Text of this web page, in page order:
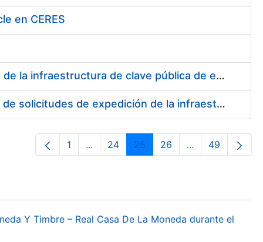
en CERES
Servicio de desarrollo para la solicitud de expedición y revocación de la infraestructura de clave pública de emisión de certificados SSL
Servicios de desarrollo para la validación/aceptación y revocación de solicitudes de expedición de la infraestructura de clave pública de emisión de certificados SSL
Página
1 ...Páginas intermedias Use TAB para
Página
24 Página
25 Página
26 ...PáginasPágina
49
Y Timbre – Real Casa De La Moneda durante el